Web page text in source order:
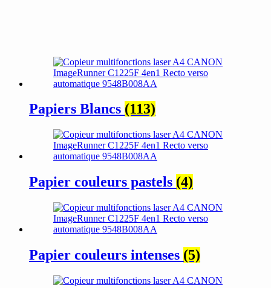
Papiers Blancs (113)
Papier couleurs pastels (4)
Papier couleurs intenses (5)